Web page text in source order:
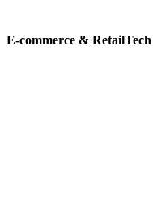
E-commerce & RetailTech